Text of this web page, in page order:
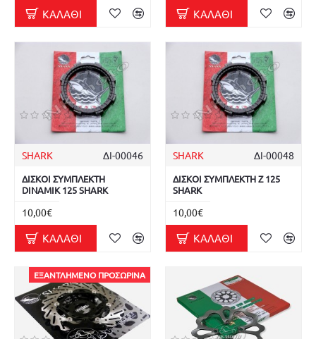
ΚΑΛΆΘΙ ΚΑΛΆΘΙ
SHARK ΔΙ-00046
ΔΙΣΚΟΙ ΣΥΜΠΛΕΚΤΗ
DINAMIK 125 SHARK
10,00€
ΚΑΛΆΘΙ
SHARK ΔΙ-00048
ΔΙΣΚΟΙ ΣΥΜΠΛΕΚΤΗ Z 125
SHARK
10,00€
ΚΑΛΆΘΙ
ΕΞΑΝΤΛΗΜΈΝΟ ΠΡΟΣΩΡΙΝΆ